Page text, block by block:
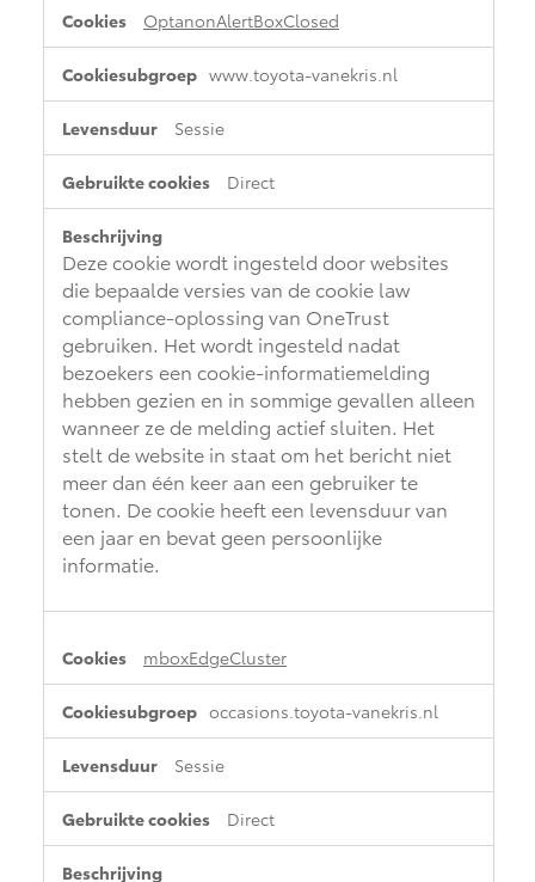
OptanonAlertBoxClosed
www.toyota-vanekris.nl
Sessie
Direct
Deze cookie wordt ingesteld door websites
die bepaalde versies van de cookie law
compliance-oplossing van OneTrust
gebruiken. Het wordt ingesteld nadat
bezoekers een cookie-informatiemelding
hebben gezien en in sommige gevallen alleen
wanneer ze de melding actief sluiten. Het
stelt de website in staat om het bericht niet
meer dan één keer aan een gebruiker te
tonen. De cookie heeft een levensduur van
een jaar en bevat geen persoonlijke
informatie.
mboxEdgeCluster
occasions.toyota-vanekris.nl
Sessie
Direct